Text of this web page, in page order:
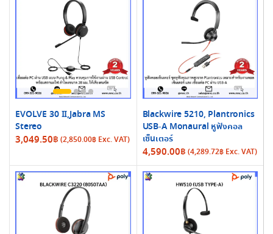
EVOLVE 30 II,Jabra MS
Stereo
3,049.50฿ (2,850.00฿ Exc. VAT)
Blackwire 5210, Plantronics
USB-A Monaural หูฟังคอล
เซ็นเตอร์
4,590.00฿ (4,289.72฿Exc. VAT)